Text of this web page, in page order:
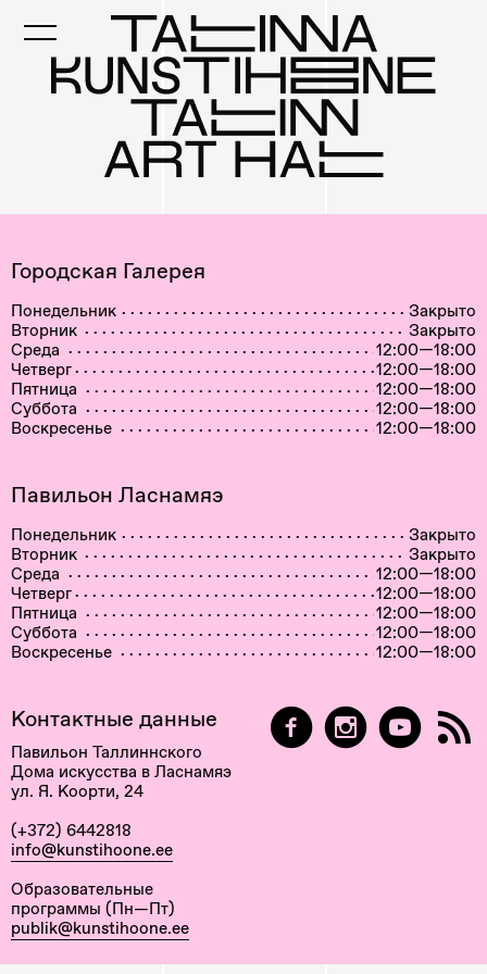
content
Городская Галерея
Понедельник
Закрыто
Вторник
Закрыто
Среда
12:00—18:00
Четверг
12:00—18:00
Пятница
12:00—18:00
Суббота
12:00—18:00
Воскресенье
12:00—18:00
Павильон Ласнамяэ
Понедельник
Закрыто
Вторник
Закрыто
Среда
12:00—18:00
Четверг
12:00—18:00
Пятница
12:00—18:00
Суббота
12:00—18:00
Воскресенье
12:00—18:00
Контактные данные
Павильон Таллиннского
Дома искусства в Ласнамяэ
ул. Я. Коорти, 24
(+372) 6442818
info@kunstihoone.ee
Образовательные
программы (Пн—Пт)
publik@kunstihoone.ee